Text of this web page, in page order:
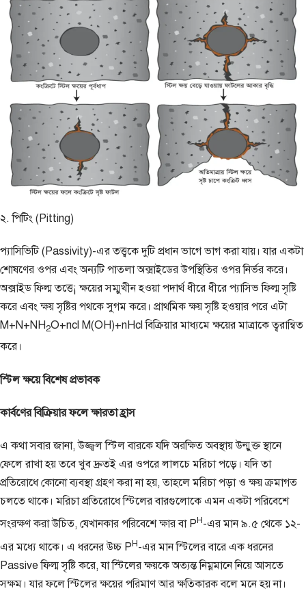
২. পিটিং (Pitting)
প্যাসিভিটি (Passivity)-এর তত্ত্বকে দুটি প্রধান ভাগে ভাগ করা যায়। যার একটা
শোষণের ওপর এবং অন্যটি পাতলা অক্সাইডের উপস্থিতির ওপর নির্ভর করে।
অক্সাইড ফিল্ম তত্তে¡ ক্ষয়ের সম্মুখীন হওয়া পদার্থ ধীরে ধীরে প্যাসিভ ফিল্ম সৃষ্টি
করে এবং ক্ষয় সৃষ্টির পথকে সুগম করে। প্রাথমিক ক্ষয় সৃষ্টি হওয়ার পরে এটা
M+N+NH2O+ncl M(OH)+nHcl বিক্রিয়ার মাধ্যমে ক্ষয়ের মাত্রাকে ত্বরান্বিত
করে।
স্টিল ক্ষয়ে বিশেষ প্রভাবক
কার্বণের বিক্রিয়ার ফলে ক্ষারতা হ্রাস
এ কথা সবার জানা, উজ্জ্বল স্টিল বারকে যদি অরক্ষিত অবস্থায় উন্মুক্ত স্থানে
ফেলে রাখা হয় তবে খুব দ্রুতই এর ওপরে লালচে মরিচা পড়ে। যদি তা
প্রতিরোধে কোনো ব্যবস্থা গ্রহণ করা না হয়, তাহলে মরিচা পড়া ও ক্ষয় ক্রমাগত
চলতে থাকে। মরিচা প্রতিরোধে স্টিলের বারগুলোকে এমন একটা পরিবেশে
সংরক্ষণ করা উচিত, যেখানকার পরিবেশে ক্ষার বা PH-এর মান ৯.৫ থেকে ১২-
এর মধ্যে থাকে। এ ধরনের উচ্চ PH-এর মান স্টিলের বারে এক ধরনের
Passive ফিল্ম সৃষ্টি করে, যা স্টিলের ক্ষয়কে অত্যন্ত নিম্নমানে নিয়ে আসতে
সক্ষম। যার ফলে স্টিলের ক্ষয়ের পরিমাণ আর ক্ষতিকারক বলে মনে হয় না।